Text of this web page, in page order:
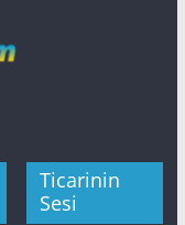
Ticarinin
Sesi